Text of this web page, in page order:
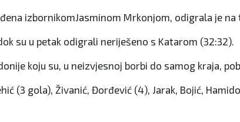
izbornikomJasminom Mrkonjom, odigrala je
su u petak odigrali neriješeno s Katarom (32:32).
koju su, u neizvjesnoj borbi do samog kraja,
(3 gola), Živanić, Đorđević (4), Jarak, Bojić,